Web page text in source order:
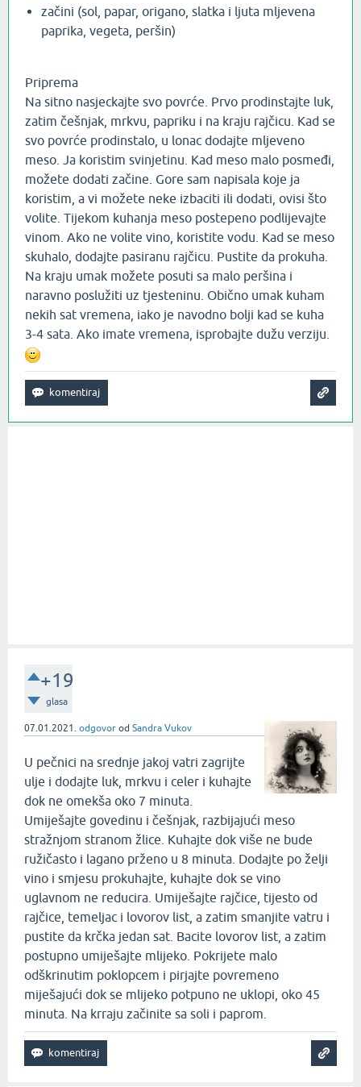
začini (sol, papar, origano, slatka i ljuta mljevena
paprika, vegeta, peršin)
Priprema
Na sitno nasjeckajte svo povrće. Prvo prodinstajte luk,
zatim češnjak, mrkvu, papriku i na kraju rajčicu. Kad se
svo povrće prodinstalo, u lonac dodajte mljeveno
meso. Ja koristim svinjetinu. Kad meso malo posmeđi,
možete dodati začine. Gore sam napisala koje ja
koristim, a vi možete neke izbaciti ili dodati, ovisi što
volite. Tijekom kuhanja meso postepeno podlijevajte
vinom. Ako ne volite vino, koristite vodu. Kad se meso
skuhalo, dodajte pasiranu rajčicu. Pustite da prokuha.
Na kraju umak možete posuti sa malo peršina i
naravno poslužiti uz tjesteninu. Obično umak kuham
nekih sat vremena, iako je navodno bolji kad se kuha
3-4 sata. Ako imate vremena, isprobajte dužu verziju.
+19
glasa
07.01.2021. odgovor od Sandra Vukov
U pečnici na srednje jakoj vatri zagrijte
ulje i dodajte luk, mrkvu i celer i kuhajte
dok ne omekša oko 7 minuta.
Umiješajte govedinu i češnjak, razbijajući meso
stražnjom stranom žlice. Kuhajte dok više ne bude
ružičasto i lagano prženo u 8 minuta. Dodajte po želji
vino i smjesu prokuhajte, kuhajte dok se vino
uglavnom ne reducira. Umiješajte rajčice, tijesto od
rajčice, temeljac i lovorov list, a zatim smanjite vatru i
pustite da krčka jedan sat. Bacite lovorov list, a zatim
postupno umiješajte mlijeko. Pokrijete malo
odškrinutim poklopcem i pirjajte povremeno
miješajući dok se mlijeko potpuno ne uklopi, oko 45
minuta. Na krraju začinite sa soli i paprom.